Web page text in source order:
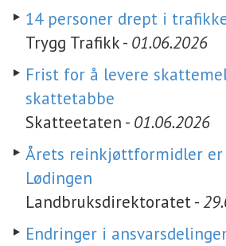
14 personer drept i
Trygg Trafikk - 01.06.2026
Frist for å levere
skattetabbe
Skatteetaten - 01.06.2026
Årets reinkjøttformidler er
Lødingen
Landbruksdirektoratet -
Endringer i